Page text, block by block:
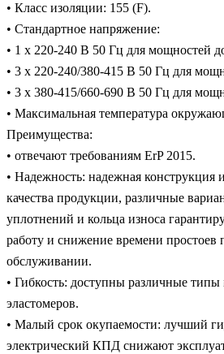
• Класс изоляции: 155 (F).
• Стандартное напряжение:
• 1 x 220-240 В 50 Гц для мощностей
• 3 x 220-240/380-415 В 50 Гц для
• 3 x 380-415/660-690 В 50 Гц для
• Максимальная температура
Преимущества:
• отвечают требованиям ErP 2015.
• Надежность: надежная конструкция
качества продукции, различные
уплотнений и кольца износа
работу и снижение времени простоев
обслуживании.
• Гибкость: доступны различные типы
эластомеров.
• Малый срок окупаемости: лучший
электрический КПД снижают